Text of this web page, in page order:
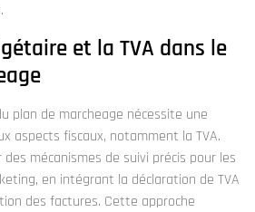
et la TVA dans le
plan de marcheage nécessite une
aspects fiscaux, notamment la TVA.
mécanismes de suivi précis pour les
en intégrant la déclaration de TVA
des factures. Cette approche